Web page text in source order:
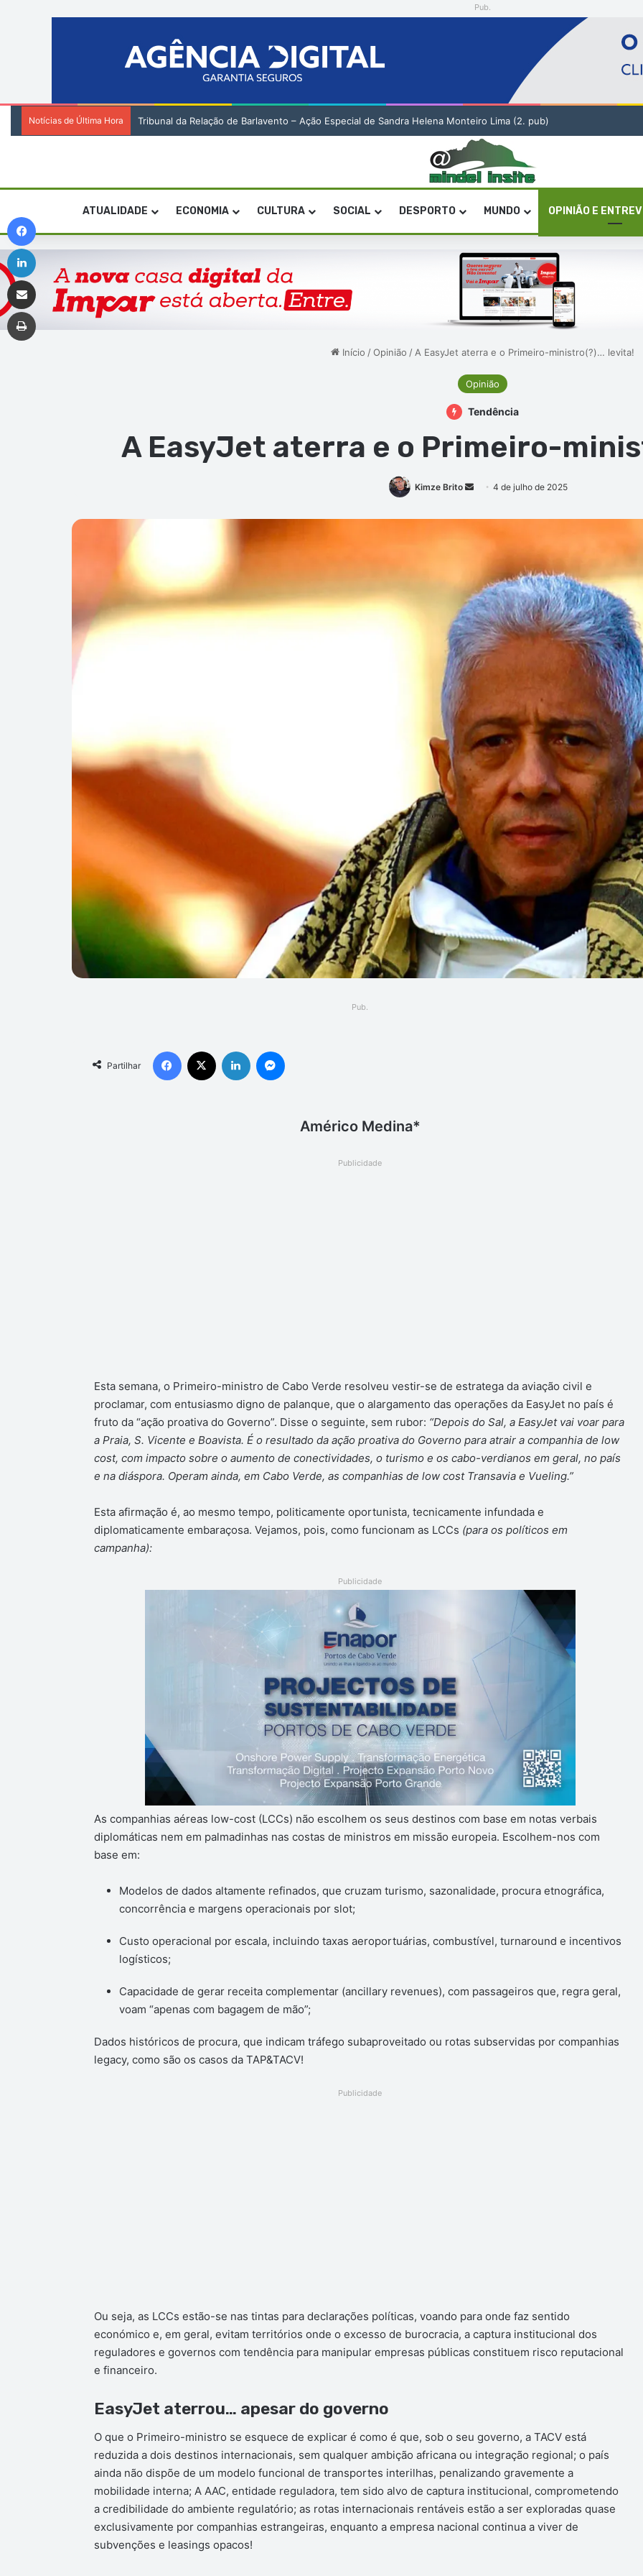
Pub.
Notícias de Última Hora Tribunal da Relação de Barlavento – Ação Especial de Sandra Helena Monteiro Lima (2. pub)
ATUALIDADE ECONOMIA CULTURA SOCIAL DESPORTO MUNDO OPINIÃO E
Início / Opinião / A EasyJet aterra e o Primeiro-ministro(?)… levita!
Opinião
Tendência
A EasyJet aterra e o Primeiro-
Kimze Brito
Mande
e-
mail
4 de julho de 2025
Pub.
Partilhar
Facebook Linkedin
Américo Medina*
Publicidade
Esta semana, o Primeiro-ministro de Cabo Verde resolveu vestir-se de estratega da aviação civil e
proclamar, com entusiasmo digno de palanque, que o alargamento das operações da EasyJet no país é
fruto da “ação proativa do Governo”. Disse o seguinte, sem rubor: “Depois do Sal, a EasyJet vai voar para
a Praia, S. Vicente e Boavista. É o resultado da ação proativa do Governo para atrair a companhia de low
cost, com impacto sobre o aumento de conectividades, o turismo e os cabo-verdianos em geral, no país
e na diáspora. Operam ainda, em Cabo Verde, as companhias de low cost Transavia e Vueling.”
Esta afirmação é, ao mesmo tempo, politicamente oportunista, tecnicamente infundada e
diplomaticamente embaraçosa. Vejamos, pois, como funcionam as LCCs (para os políticos em
campanha):
Publicidade
As companhias aéreas low-cost (LCCs) não escolhem os seus destinos com base em notas verbais
diplomáticas nem em palmadinhas nas costas de ministros em missão europeia. Escolhem-nos com
base em:
Modelos de dados altamente refinados, que cruzam turismo, sazonalidade, procura etnográfica,
concorrência e margens operacionais por slot;
Custo operacional por escala, incluindo taxas aeroportuárias, combustível, turnaround e incentivos
logísticos;
Capacidade de gerar receita complementar (ancillary revenues), com passageiros que, regra geral,
voam “apenas com bagagem de mão”;
Dados históricos de procura, que indicam tráfego subaproveitado ou rotas subservidas por companhias
legacy, como são os casos da TAP&TACV!
Publicidade
Ou seja, as LCCs estão-se nas tintas para declarações políticas, voando para onde faz sentido
económico e, em geral, evitam territórios onde o excesso de burocracia, a captura institucional dos
reguladores e governos com tendência para manipular empresas públicas constituem risco reputacional
e financeiro.
EasyJet aterrou… apesar do governo
O que o Primeiro-ministro se esquece de explicar é como é que, sob o seu governo, a TACV está
reduzida a dois destinos internacionais, sem qualquer ambição africana ou integração regional; o país
ainda não dispõe de um modelo funcional de transportes interilhas, penalizando gravemente a
mobilidade interna; A AAC, entidade reguladora, tem sido alvo de captura institucional, comprometendo
a credibilidade do ambiente regulatório; as rotas internacionais rentáveis estão a ser exploradas quase
exclusivamente por companhias estrangeiras, enquanto a empresa nacional continua a viver de
subvenções e leasings opacos!
Linkedin
Imprimir